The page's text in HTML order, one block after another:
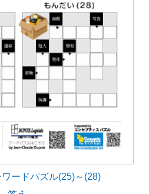
ードパズル(25)～(28)